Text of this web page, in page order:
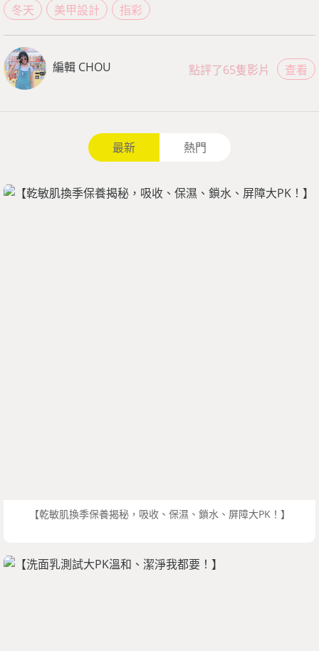
冬天 美甲設計 指彩
編輯 CHOU 查看
點評了65隻影片
最新 熱門
【乾敏肌換季保養揭秘，吸收、保濕、鎖水、屏障大PK！】